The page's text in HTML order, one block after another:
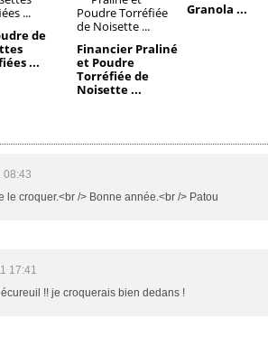
de
...
Financier Praliné
et Poudre
Torréfiée de
Noisette ...
Granola ...
08:43
le croquer.<br /> Bonne année.<br /> Patou
17:41
!! je croquerais bien dedans !